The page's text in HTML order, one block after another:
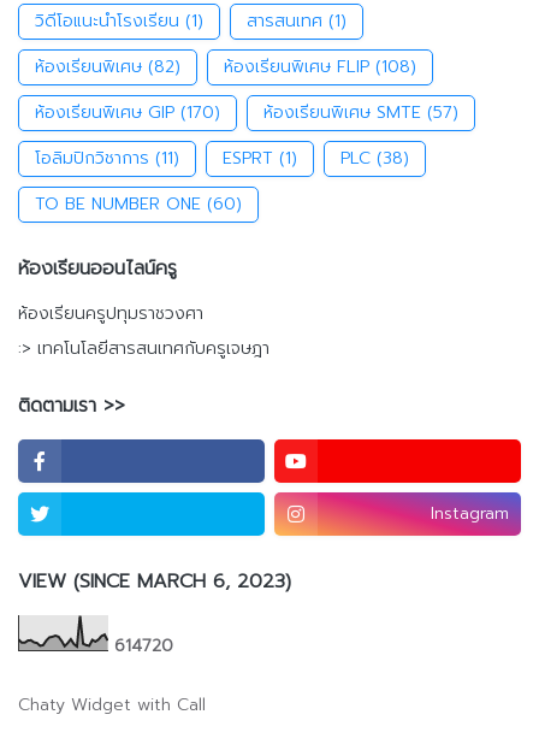
วิดีโอแนะนำโรงเรียน (1) สารสนเทศ (1)
ห้องเรียนพิเศษ (82) ห้องเรียนพิเศษ FLIP (108)
ห้องเรียนพิเศษ GIP (170) ห้องเรียนพิเศษ SMTE (57)
โอลิมปิกวิชาการ (11) ESPRT (1) PLC (38)
TO BE NUMBER ONE (60)
ห้องเรียนออนไลน์ครู
ห้องเรียนครูปทุมราชวงศา
:> เทคโนโลยีสารสนเทศกับครูเจษฎา
ติดตามเรา >>
Instagram
VIEW (SINCE MARCH 6, 2023)
614720
Chaty Widget with Call